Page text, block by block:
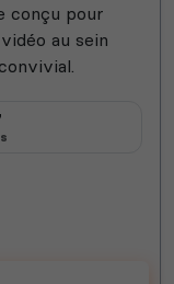
conçu pour
au sein